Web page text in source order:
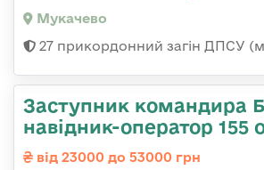
Мукачево
27 прикордонний загін ДПСУ
Заступник командира
навідник-оператор 155
від 23000 до 53000 грн